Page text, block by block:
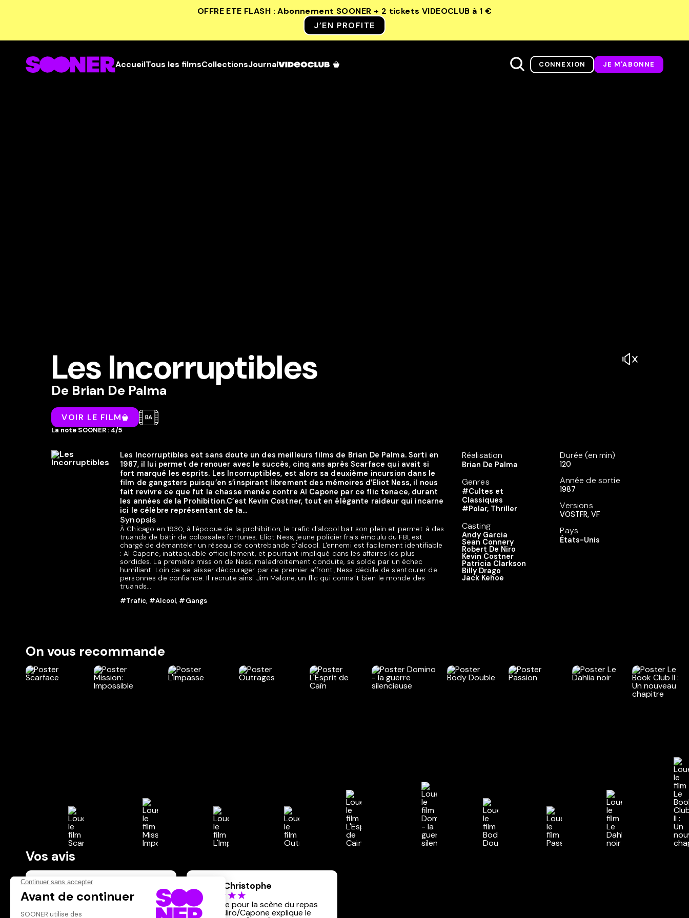
OFFRE ETE FLASH : Abonnement SOONER + 2 tickets VIDEOCLUB à 1 €
J’EN PROFITE
AccueilTous les filmsCollectionsJournal CONNEXION JE M'ABONNE
Les Incorruptibles
De Brian De Palma
VOIR LE FILM
La note SOONER : 4/5
Les Incorruptibles est sans doute un des meilleurs films de Brian De Palma. Sorti en
1987, il lui permet de renouer avec le succès, cinq ans après Scarface qui avait si
fort marqué les esprits. Les Incorruptibles, est alors sa deuxième incursion dans le
film de gangsters puisqu’en s’inspirant librement des mémoires d’Eliot Ness, il nous
fait revivre ce que fut la chasse menée contre Al Capone par ce flic tenace, durant
les années de la Prohibition.C’est Kevin Costner, tout en élégante raideur qui incarne
ici le célèbre représentant de la...
Synopsis
À Chicago en 1930, à l'époque de la prohibition, le trafic d'alcool bat son plein et permet à des
truands de bâtir de colossales fortunes. Eliot Ness, jeune policier frais émoulu du FBI, est
chargé de démanteler un réseau de contrebande d'alcool. L'ennemi est facilement identifiable
: Al Capone, inattaquable officiellement, et pourtant impliqué dans les affaires les plus
sordides. La première mission de Ness, maladroitement conduite, se solde par un échec
humiliant. Loin de se laisser décourager par ce premier affront, Ness décide de s'entourer de
personnes de confiance. Il recrute ainsi Jim Malone, un flic qui connaît bien le monde des
truands...
#Trafic, #Alcool, #Gangs
Réalisation
Brian De Palma
Genres
#Cultes et
Classiques
#Polar, Thriller
Casting
Andy Garcia
Sean Connery
Robert De Niro
Kevin Costner
Patricia Clarkson
Billy Drago
Jack Kehoe
Durée (en min)
120
Année de sortie
1987
Versions
VOSTFR, VF
Pays
États-Unis
On vous recommande
Vos avis
Donnez votre avis
Votre note
Votre commentaire
Il faut vous connecter pour
Jean-Christophe
Rien que pour la scène du repas
où De Niro/Capone explique le